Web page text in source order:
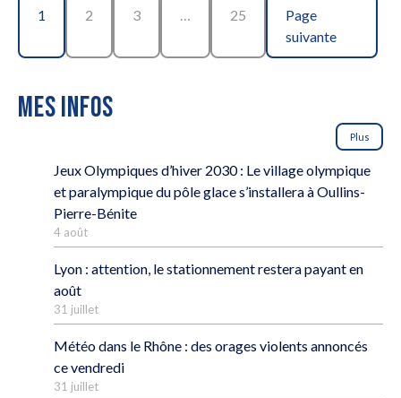
1 2 3 … 25
Page
suivante
MES INFOS
Plus
Jeux Olympiques d’hiver 2030 : Le village olympique
et paralympique du pôle glace s’installera à Oullins-
Pierre-Bénite
4 août
Lyon : attention, le stationnement restera payant en
août
31 juillet
Météo dans le Rhône : des orages violents annoncés
ce vendredi
31 juillet